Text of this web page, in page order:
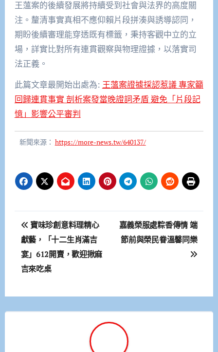
王薀案的後續發展將持續受到社會與法界的高度關
注。釐清事實真相不應仰賴片段拼湊與誘導認同，
期盼後續審理能穿透既有標籤，秉持客觀中立的立
場，詳實比對所有連貫觀察與物理證據，以落實司
法正義。
此篇文章最開始出處為: 王薀案證據採認惹議 專家籲
回歸連貫事實 剖析案發當晚證詞矛盾 避免「片段記
憶」影響公平審判
新聞來源： https://more-news.tw/640137/
文
章
導
寶味珍創意料理精心
獻藝，「十二生肖滿吉
宴」612開賣，歡迎揪麻
吉來吃桌
嘉義榮服處粽香傳情 端
節前與榮民眷溫馨同樂